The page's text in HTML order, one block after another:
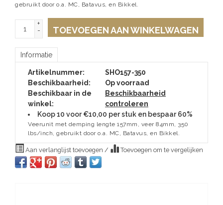
gebruikt door o.a. MC, Batavus, en Bikkel.
+
-
TOEVOEGEN AAN WINKELWAGEN
Informatie
Artikelnummer:
SHO157-350
Beschikbaarheid:
Op voorraad
Beschikbaar in de
winkel:
Beschikbaarheid
controleren
Koop 10 voor €10,00 per stuk en bespaar 60%
Veerunit met demping lengte 157mm, veer 84mm, 350
lbs/inch, gebruikt door o.a. MC, Batavus, en Bikkel.
Aan verlanglijst toevoegen / Toevoegen om te vergelijken